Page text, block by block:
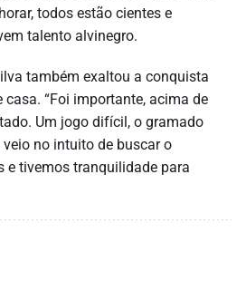
todos estão cientes e
talento alvinegro.
também exaltou a conquista
“Foi importante, acima de
Um jogo difícil, o gramado
no intuito de buscar o
e tivemos tranquilidade para